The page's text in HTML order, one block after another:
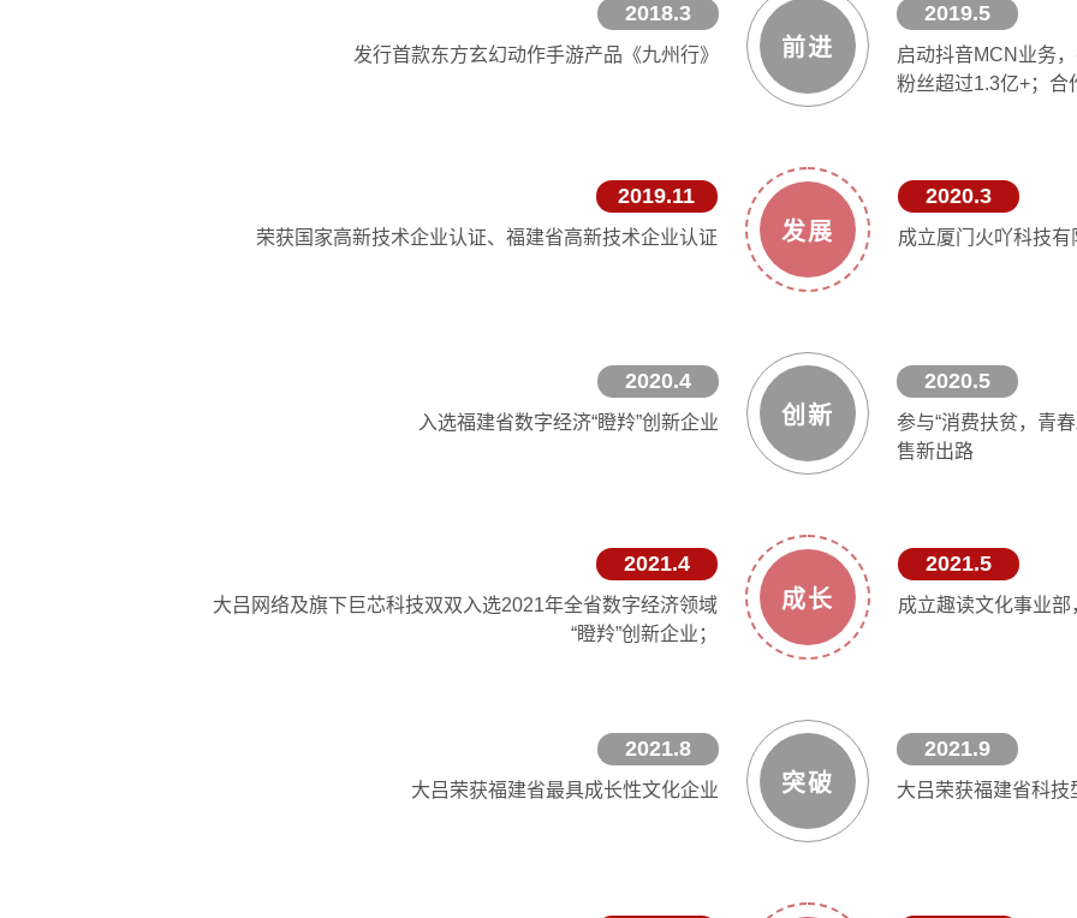
2018.3
发行首款东方玄幻动作手游产品《九州行》 前进
2019.5
启动抖音MCN业务
粉丝超过1.3亿+；合
2019.11
荣获国家高新技术企业认证、福建省高新技术企业认证 发展
2020.3
成立厦门火吖科技
2020.4
入选福建省数字经济“瞪羚”创新企业 创新
2020.5
参与“消费扶贫，青
售新出路
2021.4
大吕网络及旗下巨芯科技双双入选2021年全省数字经济领域
“瞪羚”创新企业；
成长
2021.5
成立趣读文化事业
2021.8
大吕荣获福建省最具成长性文化企业 突破
2021.9
大吕荣获福建省科技